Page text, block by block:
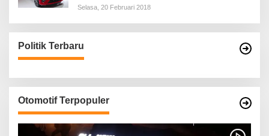
Selasa, 20 Februari 2018
Politik Terbaru
Otomotif Terpopuler